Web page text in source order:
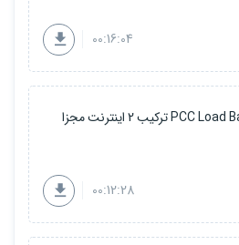
00:16:04
اجرای سناریو PCC Load Balancing ترکیب 2 اینترنت مجزا
00:12:28